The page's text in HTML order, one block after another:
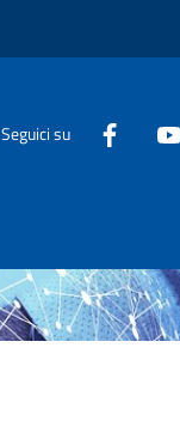
Seguici su